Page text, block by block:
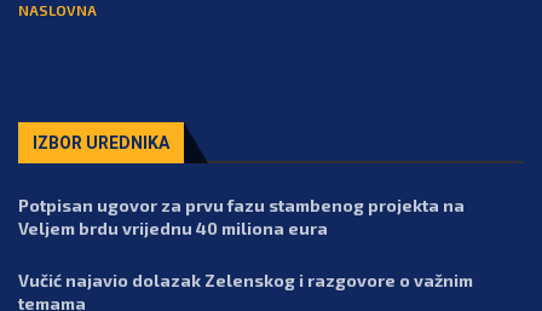
NASLOVNA
IZBOR UREDNIKA
Potpisan ugovor za prvu fazu stambenog projekta na
Veljem brdu vrijednu 40 miliona eura
Vučić najavio dolazak Zelenskog i razgovore o važnim
temama